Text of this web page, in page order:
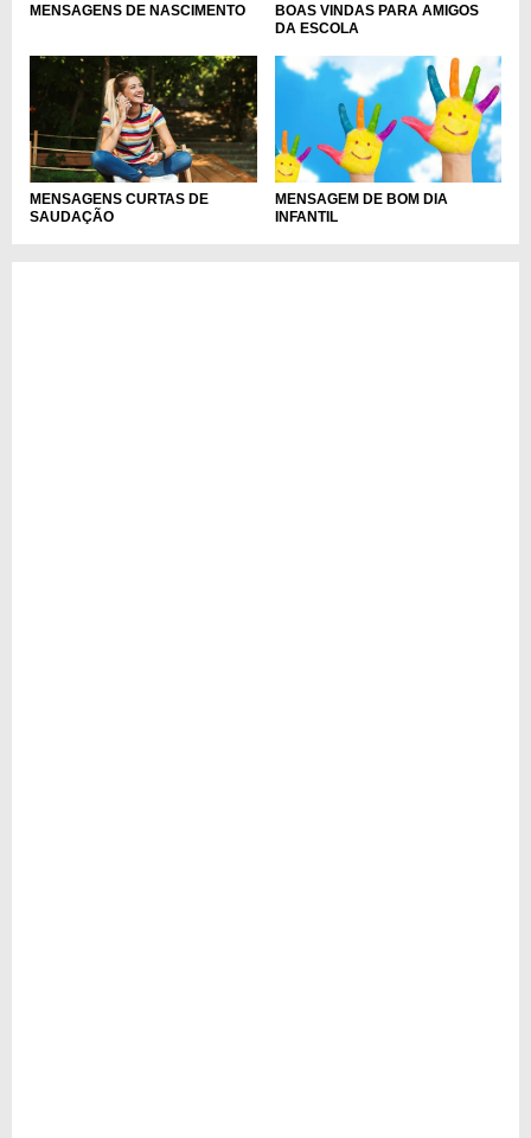
MENSAGENS DE NASCIMENTO
BOAS VINDAS PARA AMIGOS
DA ESCOLA
MENSAGENS CURTAS DE
SAUDAÇÃO
MENSAGEM DE BOM DIA
INFANTIL